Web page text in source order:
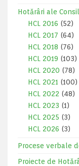
Hotărâri ale
HCL 2016 (52)
HCL 2017 (64)
HCL 2018 (76)
HCL 2019 (103)
HCL 2020 (78)
HCL 2021 (100)
HCL 2022 (48)
HCL 2023 (1)
HCL 2025 (3)
HCL 2026 (3)
Procese verbale
Proiecte de